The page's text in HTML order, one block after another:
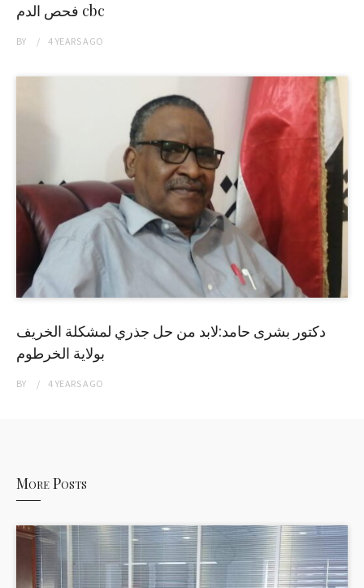
فحص الدم cbc
BY 4 YEARSAGO
دكتور بشرى حامد:لابد من حل جذري لمشكلة الخريف
بولاية الخرطوم
BY 4 YEARSAGO
More Posts